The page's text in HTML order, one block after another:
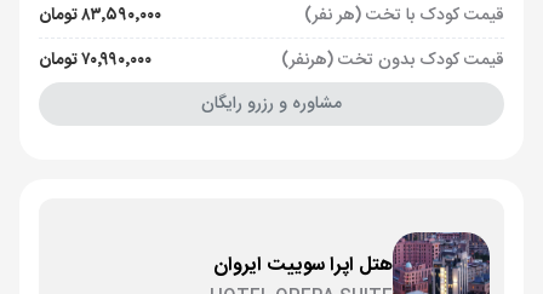
قیمت کودک با تخت (هر نفر)
۸۳٬۵۹۰٬۰۰۰ تومان
قیمت کودک بدون تخت (هرنفر)
۷۰٬۹۹۰٬۰۰۰ تومان
مشاوره و رزرو رایگان
هتل اپرا سوییت ایروان